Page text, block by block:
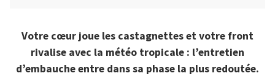
Votre cœur joue les castagnettes et votre front
rivalise avec la météo tropicale : l’entretien
d’embauche entre dans sa phase la plus redoutée.